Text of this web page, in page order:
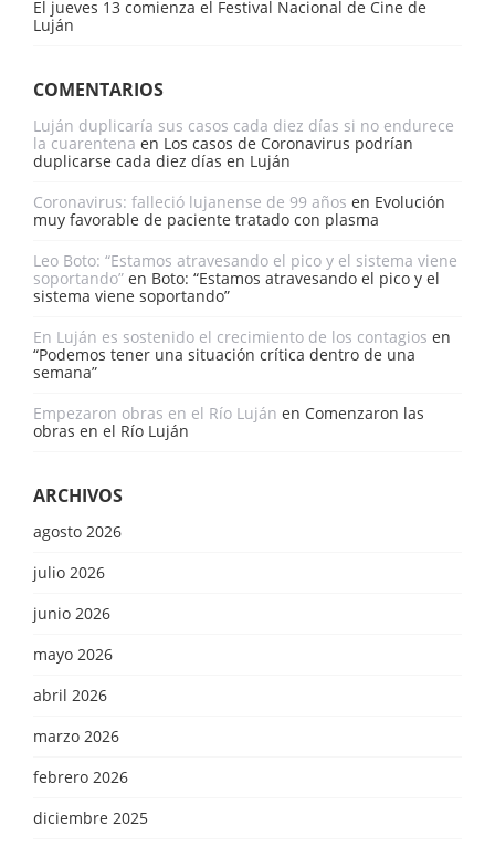
El jueves 13 comienza el Festival Nacional de Cine de
Luján
COMENTARIOS
Luján duplicaría sus casos cada diez días si no endurece
la cuarentena en Los casos de Coronavirus podrían
duplicarse cada diez días en Luján
Coronavirus: falleció lujanense de 99 años en Evolución
muy favorable de paciente tratado con plasma
Leo Boto: “Estamos atravesando el pico y el sistema viene
soportando” en Boto: “Estamos atravesando el pico y el
sistema viene soportando”
En Luján es sostenido el crecimiento de los contagios en
“Podemos tener una situación crítica dentro de una
semana”
Empezaron obras en el Río Luján en Comenzaron las
obras en el Río Luján
ARCHIVOS
agosto 2026
julio 2026
junio 2026
mayo 2026
abril 2026
marzo 2026
febrero 2026
diciembre 2025